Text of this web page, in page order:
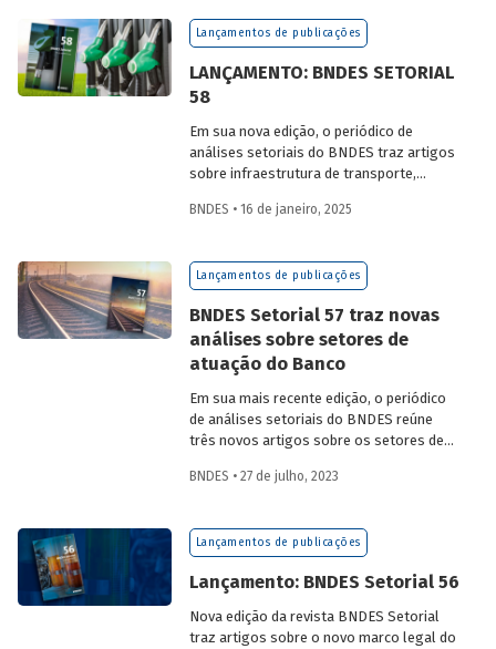
Lançamentos de publicações
LANÇAMENTO: BNDES SETORIAL
58
Em sua nova edição, o periódico de
análises setoriais do BNDES traz artigos
sobre infraestrutura de transporte,
sustentáveis, mercado de aeronaves,
BNDES • 16 de janeiro, 2025
Lançamentos de publicações
BNDES Setorial 57 traz novas
análises sobre setores de
atuação do Banco
Em sua mais recente edição, o periódico
de análises setoriais do BNDES reúne
três novos artigos sobre os setores de
defesa. Saiba mais e acesse os estudos
BNDES • 27 de julho, 2023
Lançamentos de publicações
Lançamento: BNDES Setorial 56
Nova edição da revista BNDES Setorial
traz artigos sobre o novo marco legal do